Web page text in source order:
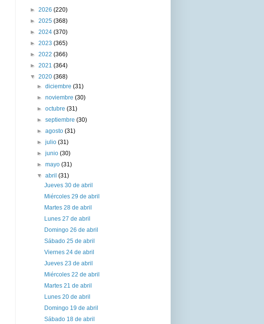
► 2026 (220)
► 2025 (368)
► 2024 (370)
► 2023 (365)
► 2022 (366)
► 2021 (364)
▼ 2020 (368)
►diciembre(31)
►noviembre(30)
►octubre(31)
►septiembre(30)
►agosto(31)
►julio(31)
►junio(30)
►mayo(31)
▼abril(31)
Jueves 30 de abril
Miércoles 29 de abril
Martes 28 de abril
Lunes 27 de abril
Domingo 26 de abril
Sábado 25 de abril
Viernes 24 de abril
Jueves 23 de abril
Miércoles 22 de abril
Martes 21 de abril
Lunes 20 de abril
Domingo 19 de abril
Sábado 18 de abril